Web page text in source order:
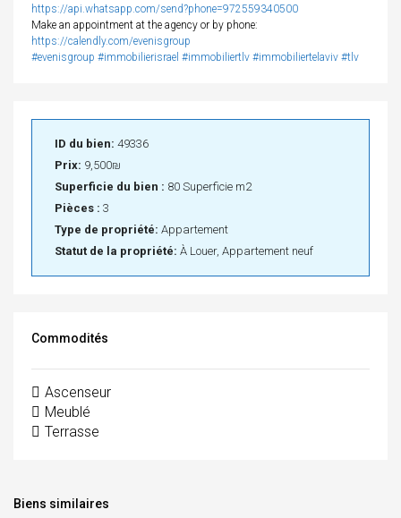
https://api.whatsapp.com/send?phone=972559340500
Make an appointment at the agency or by phone:
https://calendly.com/evenisgroup
#evenisgroup #immobilierisrael #immobiliertlv #immobiliertelaviv #tlv
ID du bien: 49336
Prix: 9,500₪
Superficie du bien : 80 Superficie m2
Pièces : 3
Type de propriété: Appartement
Statut de la propriété: À Louer, Appartement neuf
Commodités
Ascenseur
Meublé
Terrasse
Biens similaires